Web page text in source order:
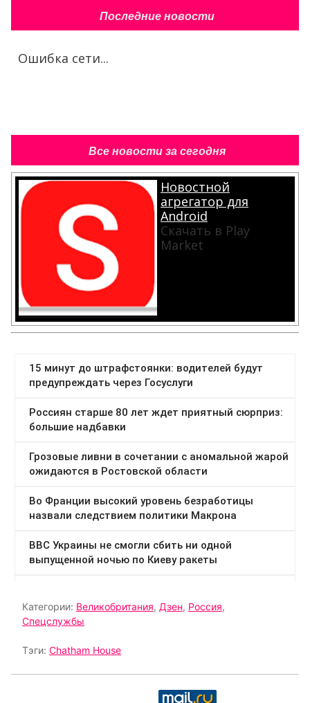
Последние новости
Ошибка сети...
Все новости за сегодня
Новостной
агрегатор для
Android
Скачать в Play
Market
Категории: Великобритания, Дзен, Россия,
Спецслужбы
Тэги: Chatham House